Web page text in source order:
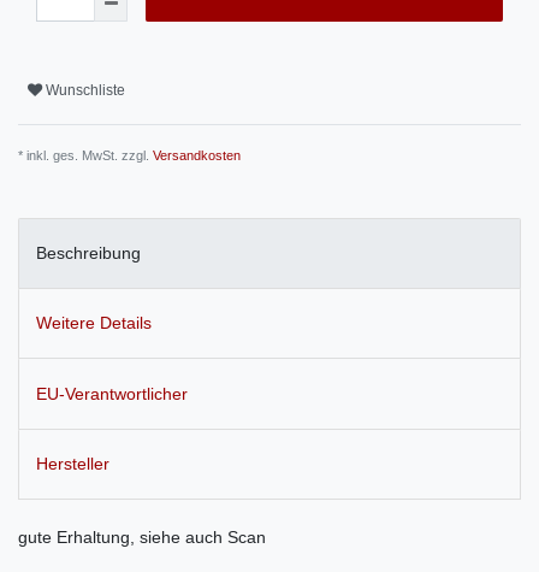
Wunschliste
* inkl. ges. MwSt. zzgl. Versandkosten
Beschreibung
Weitere Details
EU-Verantwortlicher
Hersteller
gute Erhaltung, siehe auch Scan